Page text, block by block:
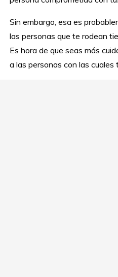
Sin embargo, esa es
las personas que te rodean
Es hora de que seas más
a las personas con las cuales